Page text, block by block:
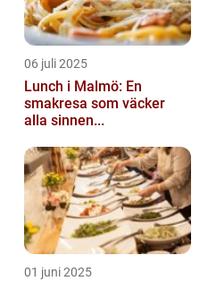
06 juli 2025
Lunch i Malmö: En
smakresa som väcker
alla sinnen...
01 juni 2025